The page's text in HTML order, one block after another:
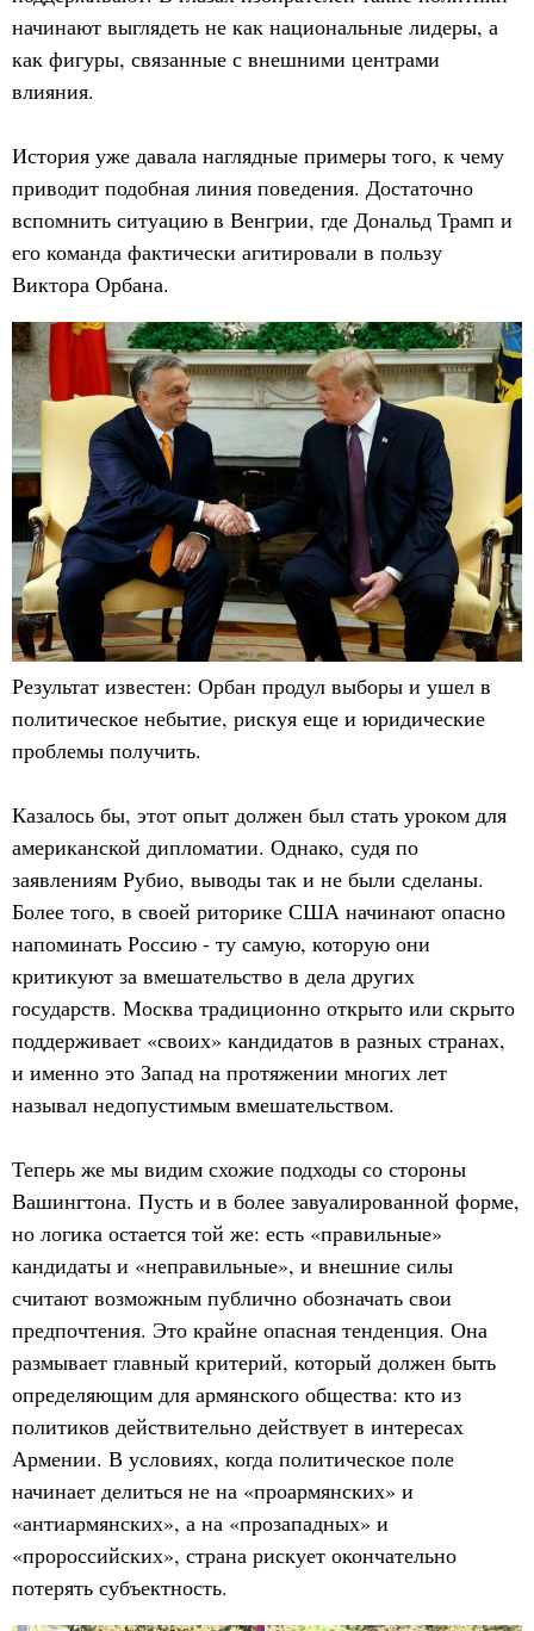
начинают выглядеть не как национальные лидеры, а
как фигуры, связанные с внешними центрами
влияния.
История уже давала наглядные примеры того, к чему
приводит подобная линия поведения. Достаточно
вспомнить ситуацию в Венгрии, где Дональд Трамп и
его команда фактически агитировали в пользу
Виктора Орбана.
Результат известен: Орбан продул выборы и ушел в
политическое небытие, рискуя еще и юридические
проблемы получить.
Казалось бы, этот опыт должен был стать уроком для
американской дипломатии. Однако, судя по
заявлениям Рубио, выводы так и не были сделаны.
Более того, в своей риторике США начинают опасно
напоминать Россию - ту самую, которую они
критикуют за вмешательство в дела других
государств. Москва традиционно открыто или скрыто
поддерживает «своих» кандидатов в разных странах,
и именно это Запад на протяжении многих лет
называл недопустимым вмешательством.
Теперь же мы видим схожие подходы со стороны
Вашингтона. Пусть и в более завуалированной форме,
но логика остается той же: есть «правильные»
кандидаты и «неправильные», и внешние силы
считают возможным публично обозначать свои
предпочтения. Это крайне опасная тенденция. Она
размывает главный критерий, который должен быть
определяющим для армянского общества: кто из
политиков действительно действует в интересах
Армении. В условиях, когда политическое поле
начинает делиться не на «проармянских» и
«антиармянских», а на «прозападных» и
«пророссийских», страна рискует окончательно
потерять субъектность.